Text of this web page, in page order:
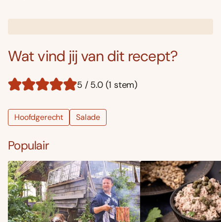
Wat vind jij van dit recept?
5 / 5.0 (1 stem)
Hoofdgerecht Salade
Populair